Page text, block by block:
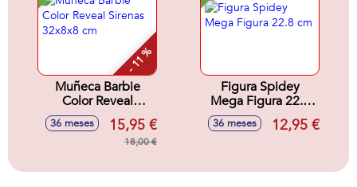
- 11 %
Muñeca Barbie
Color Reveal
Sirenas 32x8x8 cm
36 meses 15,95 €
18,00 €
Figura Spidey
Mega Figura 22.8
cm
36 meses 12,95 €